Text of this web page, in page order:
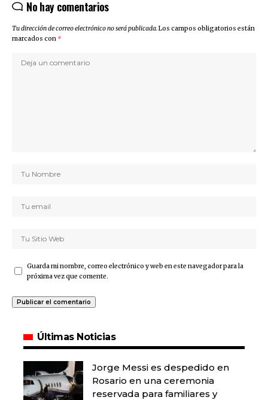
No hay comentarios
Tu dirección de correo electrónico no será publicada.Los campos obligatorios están
marcados con *
Guarda mi nombre, correo electrónico y web en este navegador para la
próxima vez que comente.
Últimas Noticias
Jorge Messi es despedido en
Rosario en una ceremonia
reservada para familiares y